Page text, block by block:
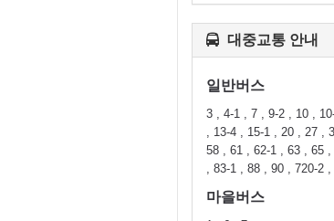
대중교통 안내
일반버스
3 , 4-1 , 7 , 9-2 , 10 ,
, 13-4 , 15-1 , 20 , 27 ,
58 , 61 , 62-1 , 63 , 65 ,
, 83-1 , 88 , 90 , 720-2 ,
마을버스